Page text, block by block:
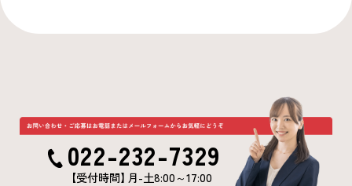
022-232-7329
【受付時間】 月-土8:00～17:00